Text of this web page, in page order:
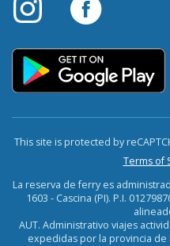
This site is protected by
Terms of
La reserva de ferry es
1603 - Cascina (PI). P.I.
AUT. Administrativo viajes
expedidas por la provincia de